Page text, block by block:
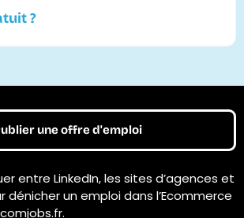
?
entre LinkedIn, les sites d’agences et
dénicher un emploi dans l’Ecommerce
une offre d'emploi